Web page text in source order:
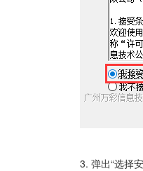
3. 弹出“选择